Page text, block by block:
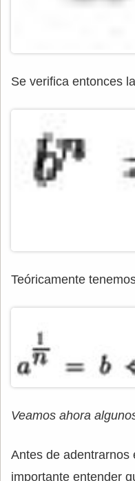
Se verifica entonces
Teóricamente
Veamos ahora
Antes de adentrarnos
importante entender